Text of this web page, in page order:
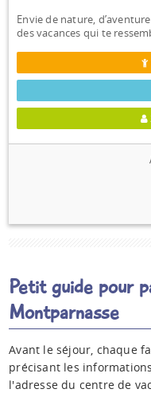
Envie de nature,
des vacances qui te
Petit guide pour
Montparnasse
Avant le séjour, chaque
précisant les
l'adresse du centre de